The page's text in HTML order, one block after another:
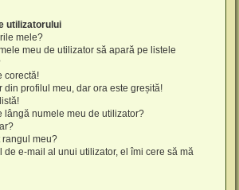
utilizatorului
mele?
meu de utilizator să apară pe listele
corectă!
din profilul meu, dar ora este greșită!
lângă numele meu de utilizator?
rangul meu?
e-mail al unui utilizator, el îmi cere să mă